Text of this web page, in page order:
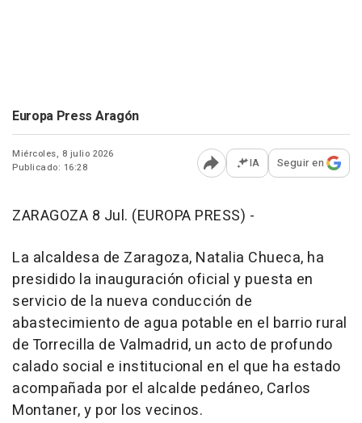
Europa Press Aragón
Miércoles, 8 julio 2026
Publicado: 16:28
Abrir opciones para
IA Seguir en
ZARAGOZA 8 Jul. (EUROPA PRESS) -
La alcaldesa de Zaragoza, Natalia Chueca, ha
presidido la inauguración oficial y puesta en
servicio de la nueva conducción de
abastecimiento de agua potable en el barrio rural
de Torrecilla de Valmadrid, un acto de profundo
calado social e institucional en el que ha estado
acompañada por el alcalde pedáneo, Carlos
Montaner, y por los vecinos.